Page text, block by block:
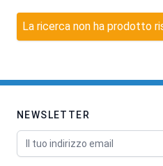
La ricerca non ha prodotto
NEWSLETTER
Indirizzo email